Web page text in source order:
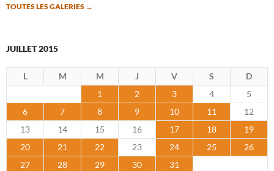
TOUTES LES GALERIES →
JUILLET 2015
L M M J V S
D
1
2 3 4
5
6
7 8 9 10 11
12
13
14 15 16 17 18
19
20
21 22 23 24 25
26
27
28 29 30
31